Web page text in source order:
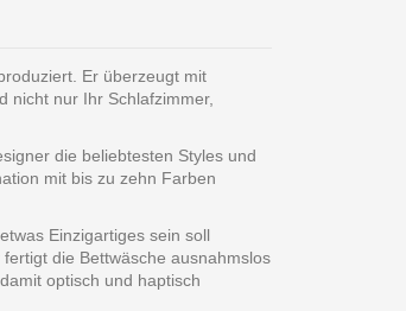
Er überzeugt mit
nicht nur Ihr Schlafzimmer,
die beliebtesten Styles und
mit bis zu zehn Farben
Einzigartiges sein soll
die Bettwäsche ausnahmslos
optisch und haptisch